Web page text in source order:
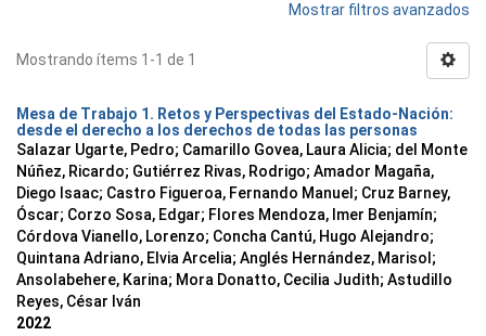
Mostrar filtros avanzados
Mostrando ítems 1-1 de 1
Mesa de Trabajo 1. Retos y Perspectivas del Estado-Nación:
desde el derecho a los derechos de todas las personas
Salazar Ugarte, Pedro; Camarillo Govea, Laura Alicia; del Monte
Núñez, Ricardo; Gutiérrez Rivas, Rodrigo; Amador Magaña,
Diego Isaac; Castro Figueroa, Fernando Manuel ; Cruz Barney,
Óscar; Corzo Sosa, Edgar; Flores Mendoza, Imer Benjamín;
Córdova Vianello, Lorenzo; Concha Cantú, Hugo Alejandro;
Quintana Adriano, Elvia Arcelia; Anglés Hernández, Marisol ;
Ansolabehere, Karina; Mora Donatto, Cecilia Judith; Astudillo
Reyes, César Iván
2022